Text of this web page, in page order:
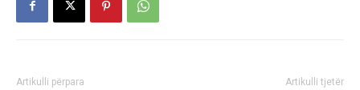
Artikulli përpara Artikulli tjetër